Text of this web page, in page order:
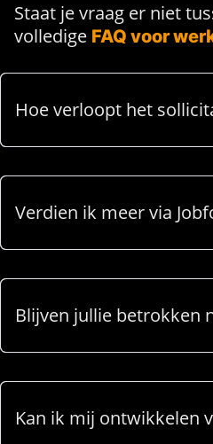
Staat je vraag er niet
volledige FAQ voor
Hoe verloopt het
Verdien ik meer via
Blijven jullie betrokken
Kan ik mij ontwikkelen